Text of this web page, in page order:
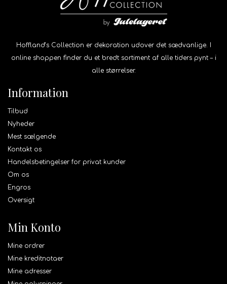
Hoffland’s Collection er dekoration udover det sædvanlige. I
online shoppen finder du et bredt sortiment af alle tiders pynt – i
alle størrelser.
Information
Tilbud
Nyheder
Mest sælgende
Kontakt os
Handelsbetingelser for privat kunder
Om os
Engros
Oversigt
Min Konto
Mine ordrer
Mine kreditnotaer
Mine adresser